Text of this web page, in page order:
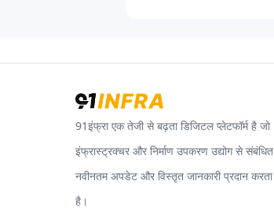
91इंफ्रा एक तेजी से बढ़ता डिजिटल प्लेटफॉर्म है जो
इंफ्रास्ट्रक्चर और निर्माण उपकरण उद्योग से संबंधित
नवीनतम अपडेट और विस्तृत जानकारी प्रदान करता
है।